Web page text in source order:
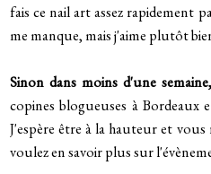
fais ce nail art assez rapidement
me manque, mais j'aime plutôt
Sinon dans moins d'une semaine,
copines blogueuses à Bordeaux
J'espère être à la hauteur et
voulez en savoir plus sur